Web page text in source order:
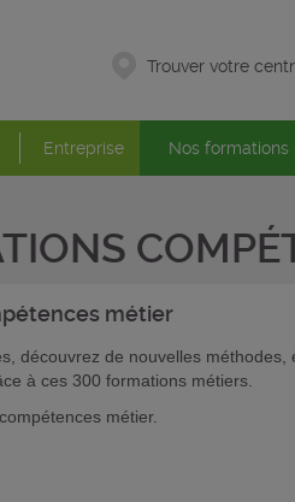
Trouver votre
Entreprise Nos formations
métier
découvrez de nouvelles méthodes,
à ces 300 formations métiers.
métier.